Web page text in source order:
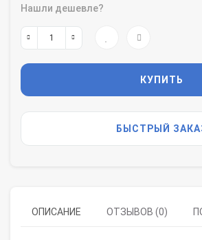
Нашли дешевле?
КУПИТЬ
БЫСТРЫЙ
ОПИСАНИЕ ОТЗЫВОВ (0)